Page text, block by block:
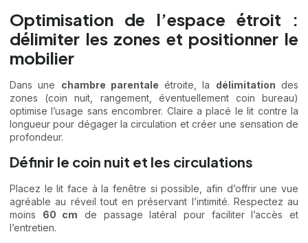
Optimisation de l’espace étroit :
délimiter les zones et positionner le
mobilier
Dans une chambre parentale étroite, la délimitation des
zones (coin nuit, rangement, éventuellement coin bureau)
optimise l’usage sans encombrer. Claire a placé le lit contre la
longueur pour dégager la circulation et créer une sensation de
profondeur.
Définir le coin nuit et les circulations
Placez le lit face à la fenêtre si possible, afin d’offrir une vue
agréable au réveil tout en préservant l’intimité. Respectez au
moins 60 cm de passage latéral pour faciliter l’accès et
l’entretien.